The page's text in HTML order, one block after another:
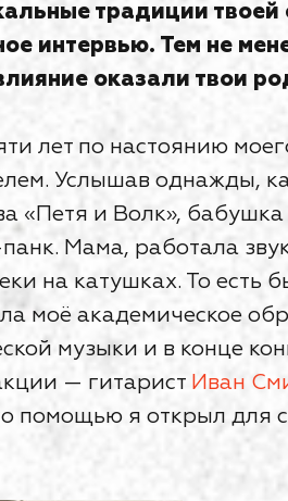
традиции твоей
интервью. Тем не
оказали твои
лет по настоянию
Услышав однажды,
«Петя и Волк»,
Мама, работала
на катушках. То есть
моё академическое
музыки и в конце
— гитарист Иван
помощью я открыл для